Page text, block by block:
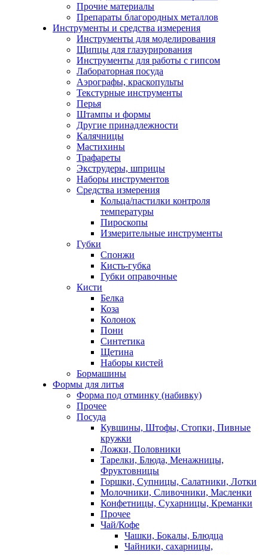
Прочие материалы
Препараты благородных металлов
Инструменты и средства измерения
Инструменты для моделирования
Щипцы для глазурирования
Инструменты для работы с гипсом
Лабораторная посуда
Аэрографы, краскопульты
Текстурные инструменты
Перья
Штампы и формы
Другие принадлежности
Калячницы
Мастихины
Трафареты
Экструдеры, шприцы
Наборы инструментов
Средства измерения
Кольца/пастилки контроля
температуры
Пироскопы
Измерительные инструменты
Губки
Спонжи
Кисть-губка
Губки оправочные
Кисти
Белка
Коза
Колонок
Пони
Синтетика
Щетина
Наборы кистей
Бормашины
Формы для литья
Форма под отминку (набивку)
Прочее
Посуда
Кувшины, Штофы, Стопки, Пивные
кружки
Ложки, Половники
Тарелки, Блюда, Менажницы,
Фруктовницы
Горшки, Супницы, Салатники, Лотки
Молочники, Сливочники, Масленки
Конфетницы, Сухарницы, Креманки
Прочее
Чай/Кофе
Чашки, Бокалы, Блюдца
Чайники, сахарницы,